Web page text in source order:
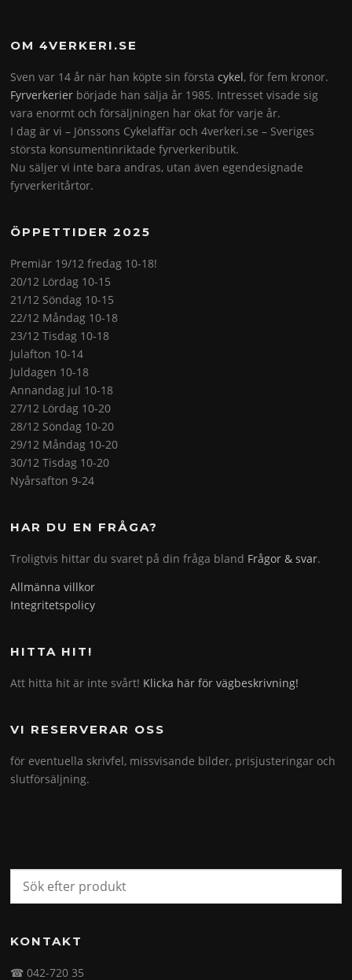
OM 4VERKERI.SE
Sven var 14 år när han köpte sin förstacykel, för fem kronor.
Fyrverkerier började han sälja år 1985. Intresset visade sig
vara enormt och försäljningen har ökat för varje år.
I dag är vi – Jönssons Cykelaffär och 4verkeri.se – Sveriges
största konsumentinriktade fyrverkeributik.
Nu säljer vi inte bara andras, utan även egendesignade
fyrverkeritårtor.
ÖPPETTIDER 2025
Premiär 19/12 fredag 10-18!
20/12 Lördag 10-15
21/12 Söndag 10-15
22/12 Måndag 10-18
23/12 Tisdag 10-18
Julafton 10-14
Juldagen 10-18
Annandag jul 10-18
27/12 Lördag 10-20
28/12 Söndag 10-20
29/12 Måndag 10-20
30/12 Tisdag 10-20
Nyårsafton 9-24
HAR DU EN FRÅGA?
Troligtvis hittar du svaret på din fråga bland Frågor & svar.
Allmänna villkor
Integritetspolicy
HITTA HIT!
Att hitta hit är inte svårt! Klicka här för vägbeskrivning!
VI RESERVERAR OSS
för eventuella skrivfel, missvisande bilder, prisjusteringar och
slutförsäljning.
KONTAKT
☎ 042-720 35